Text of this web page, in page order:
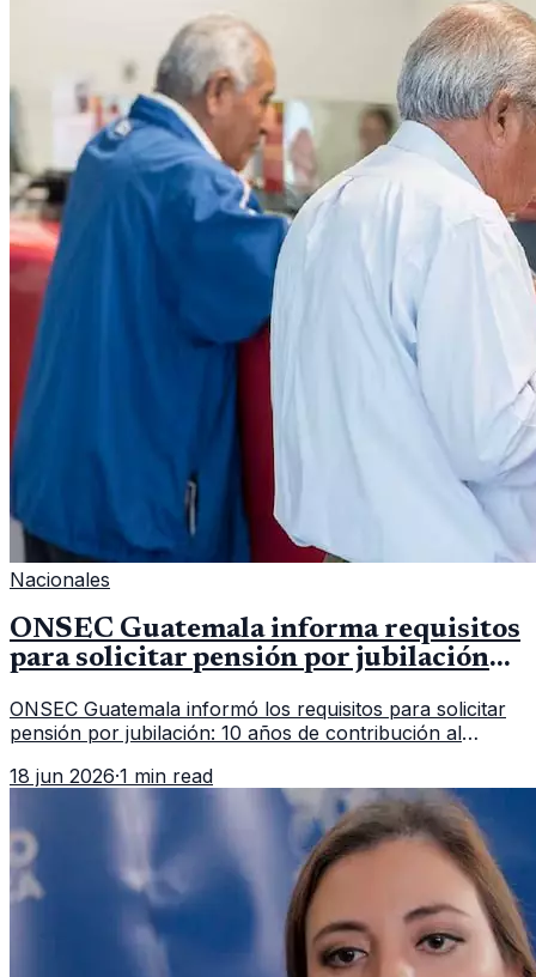
Nacionales
ONSEC Guatemala informa requisitos
para solicitar pensión por jubilación
ONSEC Guatemala informó los requisitos para solicitar
pensión por jubilación: 10 años de contribución al
importar edad.
18 jun 2026·1 min read